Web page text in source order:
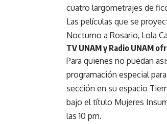
cuatro largometrajes de
Las películas que se
Nocturno a Rosario, Lola
TV UNAM y Radio UNAM
Para quienes no puedan
programación especial
sección en su espacio
bajo el título Mujeres
las 10 pm.